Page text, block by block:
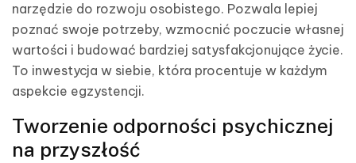
narzędzie do rozwoju osobistego. Pozwala lepiej
poznać swoje potrzeby, wzmocnić poczucie własnej
wartości i budować bardziej satysfakcjonujące życie.
To inwestycja w siebie, która procentuje w każdym
aspekcie egzystencji.
Tworzenie odporności psychicznej
na przyszłość